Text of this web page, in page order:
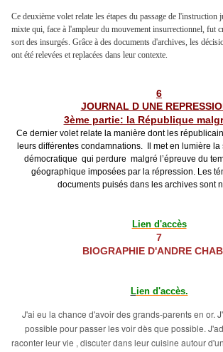
Ce deuxième volet relate les étapes du passage de l'instruction
mixte qui, face à l'ampleur du mouvement insurrectionnel, fut
sort des insurgés. Grâce à des documents d'archives, les
ont été relevées et replacées dans leur contexte.
6
JOURNAL D UNE
3ème partie: la République
Ce dernier volet relate la manière dont les
leurs différentes condamnations. Il met en lumière la
démocratique qui perdure malgré l’épreuve du
géographique imposées par la répression. Les
documents puisés dans les archives sont
Lien d'accès
7
BIOGRAPHIE D'ANDRE
Lien d'accès.
J'ai eu la chance d'avoir des grands-parents en or.
possible pour passer les voir dès que possible.
raconter leur vie , discuter dans leur cuisine autour